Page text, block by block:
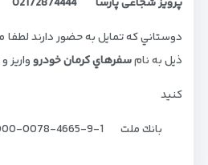
دوستاني كه تمايل به حضور دارند لطفا
ذيل به نامسفرهاي كرمان خودروواريز
كنيد
بانك ملت IR65-0120-0000-0000-0078-4665-9-1